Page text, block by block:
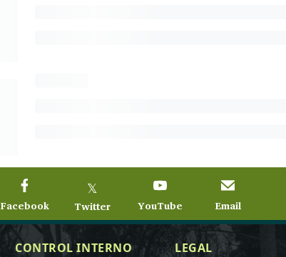
Facebook
𝕏
Twitter YouTube Email
CONTROL INTERNO LEGAL